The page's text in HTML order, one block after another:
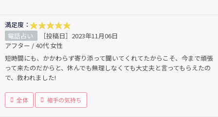
満足度：
電話占い
［投稿日］2023年11月06日
アフター / 40代 女性
短時間にも、かかわらず寄り添って聞いてくれてたからこそ、今まで頑張
って来たのだからと、休んでも無理しなくても大丈夫と言ってもらえたの
で、救われました!
全体 相手の気持ち